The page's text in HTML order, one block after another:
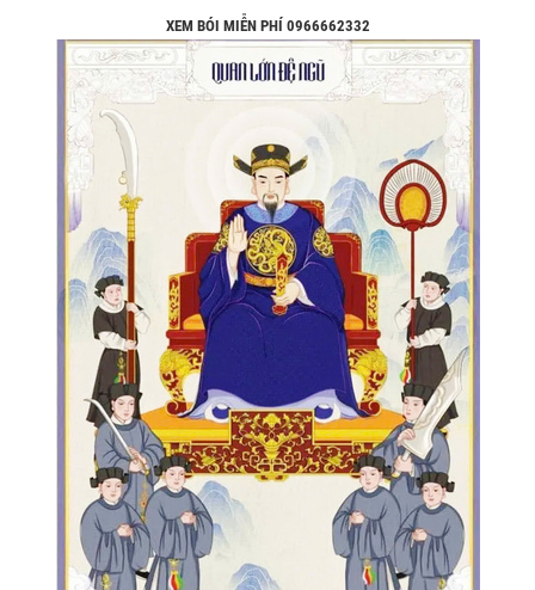
XEM BÓI MIỄN PHÍ 0966662332